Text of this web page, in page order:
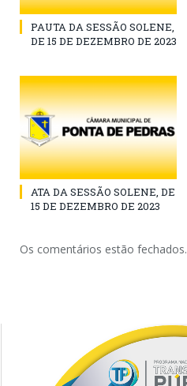
PAUTA DA SESSÃO SOLENE,
DE 15 DE DEZEMBRO DE 2023
ATA DA SESSÃO SOLENE, DE
15 DE DEZEMBRO DE 2023
Os comentários estão fechados.